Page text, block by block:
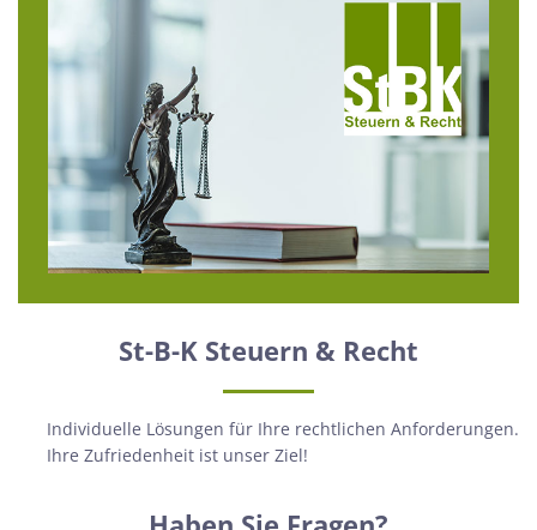
St-B-K Steuern & Recht
Individuelle Lösungen für Ihre rechtlichen Anforderungen.
Ihre Zufriedenheit ist unser Ziel!